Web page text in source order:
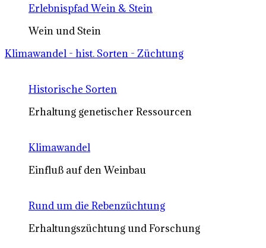
Erlebnispfad Wein & Stein
Wein und Stein
Klimawandel - hist. Sorten - Züchtung
Historische Sorten
Erhaltung genetischer Ressourcen
Klimawandel
Einfluß auf den Weinbau
Rund um die Rebenzüchtung
Erhaltungszüchtung und Forschung